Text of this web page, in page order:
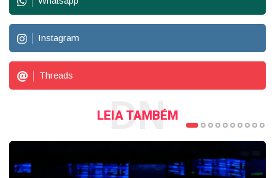
Instagram
Threads
LEIA TAMBÉM
DN